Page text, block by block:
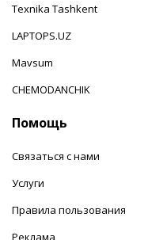
Texnika Tashkent
LAPTOPS.UZ
Mavsum
CHEMODANCHIK
Помощь
Связаться с нами
Услуги
Правила пользования
Реклама